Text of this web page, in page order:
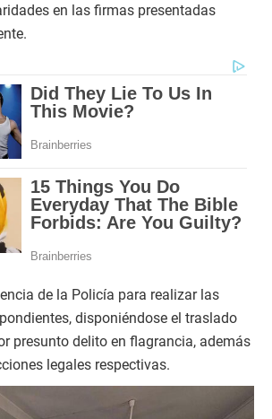
en las firmas presentadas
de la Policía para realizar las
disponiéndose el traslado
presunto delito en flagrancia, además
legales respectivas.